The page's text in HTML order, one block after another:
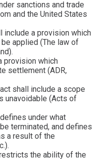
sanctions and trade
and the United States
include a provision which
applied (The law of
provision which
settlement (ADR,
shall include a scope
unavoidable (Acts of
under what
terminated, and defines
a result of the
the ability of the